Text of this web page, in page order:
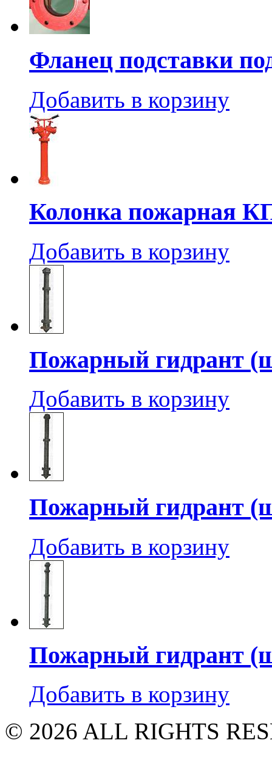
Фланец подставки
Добавить в корзину
Колонка пожарная
Добавить в корзину
Пожарный гидрант
Добавить в корзину
Пожарный гидрант
Добавить в корзину
Пожарный гидрант
Добавить в корзину
© 2026 ALL RIGHTS